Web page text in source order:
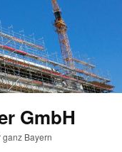
GmbH
ganz Bayern